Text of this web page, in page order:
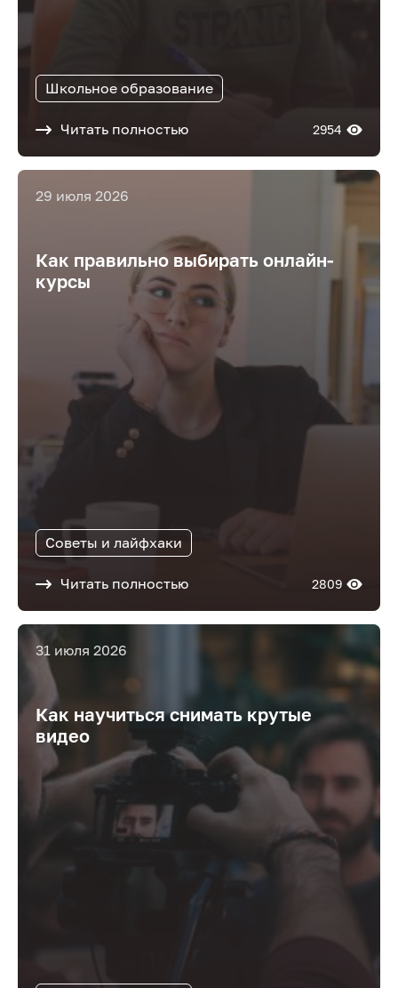
Школьное образование
Читать полностью 2954
29 июля 2026
Как правильно выбирать онлайн-
курсы
Советы и лайфхаки
Читать полностью 2809
31 июля 2026
Как научиться снимать крутые
видео